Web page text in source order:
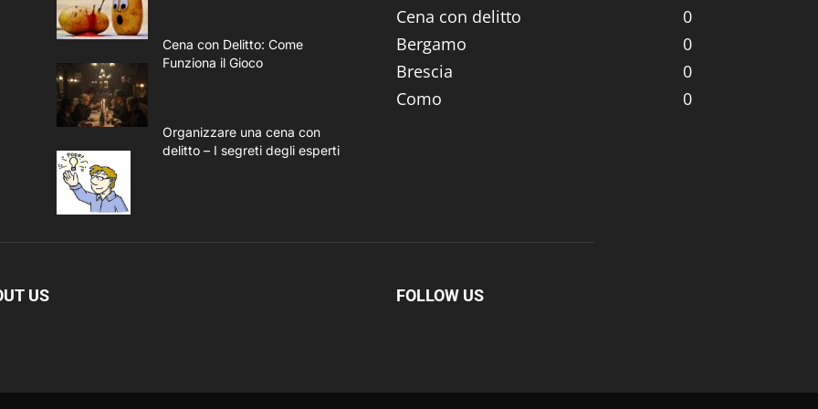
Cena con Delitto: Come
Funziona il Gioco
Organizzare una cena con
delitto – I segreti degli esperti
Cena con delitto
0
Bergamo
0
Brescia
0
Como
0
US FOLLOW US